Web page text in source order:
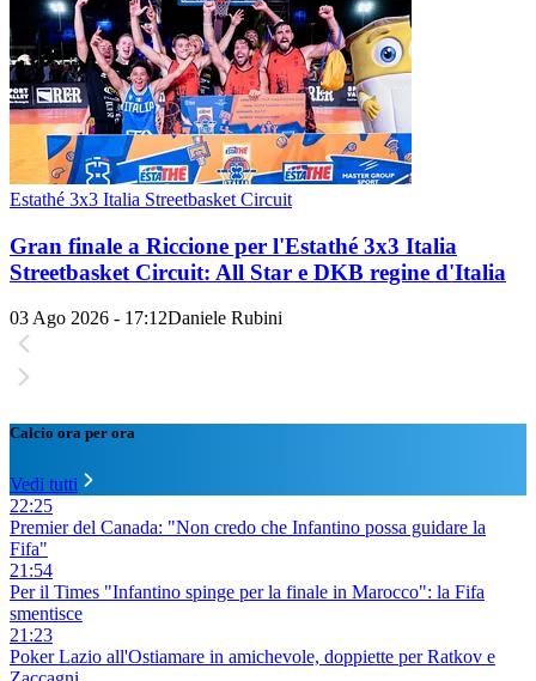
Estathé 3x3 Italia Streetbasket Circuit
Gran finale a Riccione per l'Estathé 3x3 Italia
Streetbasket Circuit: All Star e DKB regine d'Italia
03 Ago 2026 - 17:12Daniele Rubini
Calcio ora per ora
Vedi tutti
22:25
Premier del Canada: "Non credo che Infantino possa guidare la
Fifa"
21:54
Per il Times "Infantino spinge per la finale in Marocco": la Fifa
smentisce
21:23
Poker Lazio all'Ostiamare in amichevole, doppiette per Ratkov e